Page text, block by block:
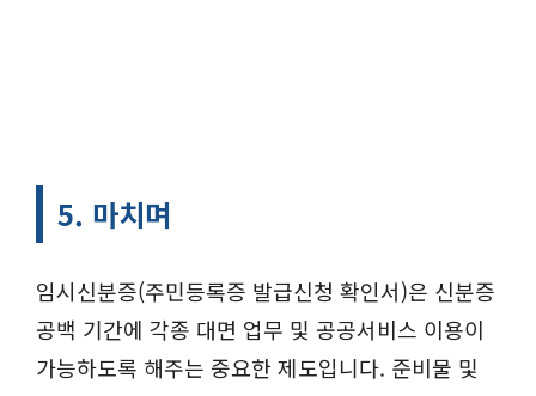
5. 마치며
임시신분증(주민등록증 발급신청 확인서)은 신분증
공백 기간에 각종 대면 업무 및 공공서비스 이용이
가능하도록 해주는 중요한 제도입니다. 준비물 및